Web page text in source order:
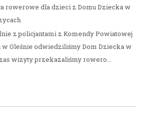
rowerowe dla dzieci z Domu Dziecka w
z policjantami z Komendy Powiatowej
w Oleśnie odwiedziliśmy Dom Dziecka w
wizyty przekazaliśmy rowero...